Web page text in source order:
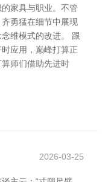
家具与职业。不管
勇猛在细节中展现
维模式的改进。 跟
应用，巅峰打算正
师们借助先进时
2026-03-25